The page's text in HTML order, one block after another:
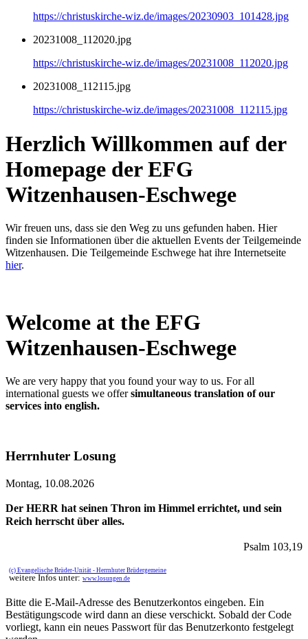
https://christuskirche-wiz.de/images/20230903_101428.jpg
20231008_112020.jpg
https://christuskirche-wiz.de/images/20231008_112020.jpg
20231008_112115.jpg
https://christuskirche-wiz.de/images/20231008_112115.jpg
Herzlich Willkommen auf der
Homepage der EFG
Witzenhausen-Eschwege
Wir freuen uns, dass sie den Weg zu uns gefunden haben. Hier
finden sie Informationen über die aktuellen Events der Teilgemeinde
Witzenhausen. Die Teilgemeinde Eschwege hat ihre Internetseite
hier.
Welcome at the EFG
Witzenhausen-Eschwege
We are very happy that you found your way to us. For all
international guests we offersimultaneous translation of our
services into english.
Herrnhuter Losung
Montag, 10.08.2026
Der HERR hat seinen Thron im Himmel errichtet, und sein
Reich herrscht über alles.
Psalm 103,19
(c) Evangelische Brüder-Unität - Herrnhuter Brüdergemeine
weitere Infos unter: www.losungen.de
Bitte die E-Mail-Adresse des Benutzerkontos eingeben. Ein
Bestätigungscode wird dann an diese verschickt. Sobald der Code
vorliegt, kann ein neues Passwort für das Benutzerkonto festgelegt